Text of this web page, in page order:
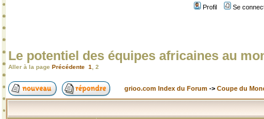
Profil
Se
Le potentiel des équipes africaines au
Aller à la page Précédente 1 2
grioo.com Index du Forum -> Coupe du